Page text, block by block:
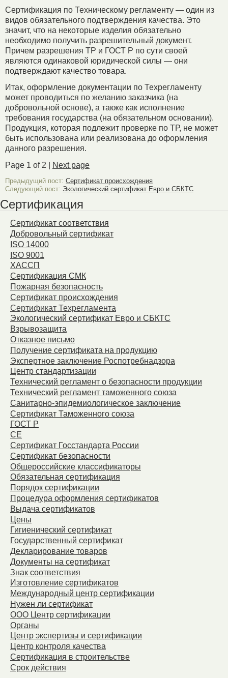
Сертификация по Техническому регламенту — один из
видов обязательного подтверждения качества. Это
значит, что на некоторые изделия обязательно
необходимо получить разрешительный документ.
Причем разрешения ТР и ГОСТ Р по сути своей
являются одинаковой юридической силы — они
подтверждают качество товара.
Итак, оформление документации по Техрегламенту
может проводиться по желанию заказчика (на
добровольной основе), а также как исполнение
требования государства (на обязательном основании).
Продукция, которая подлежит проверке по ТР, не может
быть использована или реализована до оформления
данного разрешения.
Page 1 of 2 |
Next page
Предыдущий пост: Сертификат происхождения
Следующий пост: Экологический сертификат Евро и СБКТС
Сертификация
Сертификат соответствия
Добровольный сертификат
ISO 14000
ISO 9001
ХАССП
Сертификация СМК
Пожарная безопасность
Сертификат происхождения
Сертификат Техрегламента
Экологический сертификат Евро и СБКТС
Взрывозащита
Отказное письмо
Получение сертификата на продукцию
Экспертное заключение Роспотребнадзора
Центр стандартизации
Технический регламент о безопасности продукции
Технический регламент таможенного союза
Санитарно-эпидемиологическое заключение
Сертификат Таможенного союза
ГОСТ Р
СЕ
Сертификат Госстандарта России
Сертификат безопасности
Общероссийские классификаторы
Обязательная сертификация
Порядок сертификации
Процедура оформления сертификатов
Выдача сертификатов
Цены
Гигиенический сертификат
Государственный сертификат
Декларирование товаров
Документы на сертификат
Знак соответствия
Изготовление сертификатов
Международный центр сертификации
Нужен ли сертификат
ООО Центр сертификации
Органы
Центр экспертизы и сертификации
Центр контроля качества
Сертификация в строительстве
Срок действия